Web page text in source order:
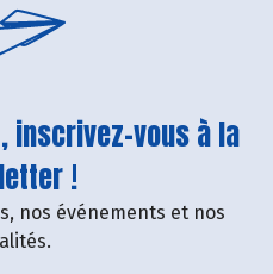
inscrivez-vous à la
!
nos événements et nos